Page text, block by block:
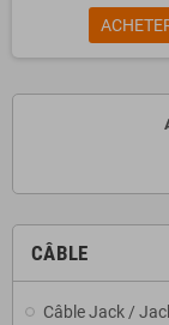
CÂBLE
Câble Jack /